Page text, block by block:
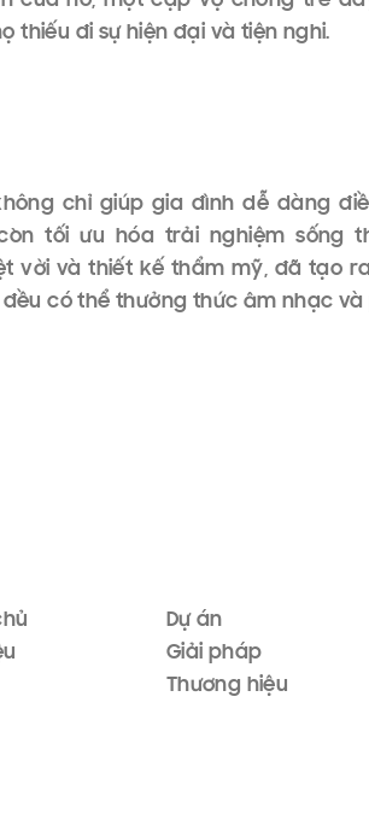
thiếu đi sự hiện đại và tiện nghi.
chỉ giúp gia đình dễ dàng
tối ưu hóa trải nghiệm sống
vời và thiết kế thẩm mỹ, đã tạo
có thể thưởng thức âm nhạc và
Dự án
Giải pháp
Thương hiệu